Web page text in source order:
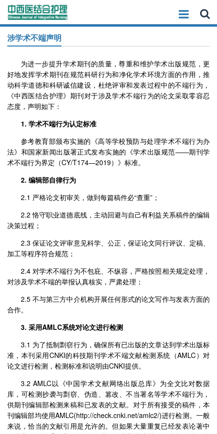
涉学术不端声明
为进一步提升学术期刊的质量，尊重和维护学术出版规范，更
好地发挥学术期刊在规范科研行为和净化学术环境方面的作用，推
动科学道德和科研诚信建设，杜绝评审和发表过程中的不端行为，
《中西医结合护理》期刊对于涉及学术不端行为的论文采取零容忍
态度，声明如下：
1. 学术不端行为认定标准
参考教育部颁布实施的《高等学校预防与处理学术不端行为办
法》和国家新闻出版署正式发布实施的《学术出版规范——期刊学
术不端行为界定（CY/T174—2019）》标准。
2. 编辑部自律行为
2.1 严格论文初审关，做到每篇稿件必“查重”；
2.2 恪守职业道德底线，主动回避与自己有利益关系稿件的编辑
决策过程；
2.3 保证论文评审意见科学、公正，保证论文同行评议、定稿、
加工等程序符合规范；
2.4 对学术不端行为不包庇、不纵容，严格按照相关规定处理，
对涉及学术不端的举报认真核实，严肃处理；
2.5 不与第三方中介机构开展任何形式的论文写作与发表方面的
合作。
3. 采用AMLC系统对论文进行检测
3.1 为了抵制剽窃行为，确保所有已出版的文章达到学术出版标
准，本刊采用CNKI的科技期刊学术不端文献检测系统（AMLC）对
论文进行检测，检测标准和说明由CNKI提供。
3.2 AMLC以《中国学术文献网络出版总库》为全文比对数据
库，可检测抄袭与剽窃、伪造、篡改、不当署名等学术不端行为，
供期刊编辑部检测来稿和已发表的文献。对于所有接受的稿件，本
刊编辑部均使用AMLC(http://check.cnki.net/amlc2/)进行检测。一般
来说，恰当的文献引用是允许的。但如果大量重复已经发表论著中